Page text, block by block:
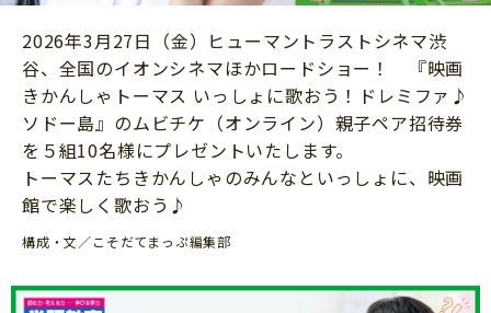
絵本・読み聞かせ
自由研究・工作
読書感想文
本・読書
運動・あそび・ゲーム
英語
習い事
知育
親子でいっしょに
人間関係
おでかけ
家族
料理
2026年3月27日（金）ヒューマントラストシネマ渋
谷、全国のイオンシネマほかロードショー！ 『映画
きかんしゃトーマス いっしょに歌おう！ドレミファ♪
ソドー島』のムビチケ（オンライン）親子ペア招待券
を５組10名様にプレゼントいたします。
トーマスたちきかんしゃのみんなといっしょに、映画
館で楽しく歌おう♪
構成・文／こそだてまっぷ編集部